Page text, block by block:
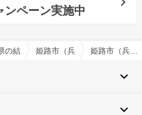
ンペーン実施中
の結婚式場姫路市（兵庫県）の結婚式場